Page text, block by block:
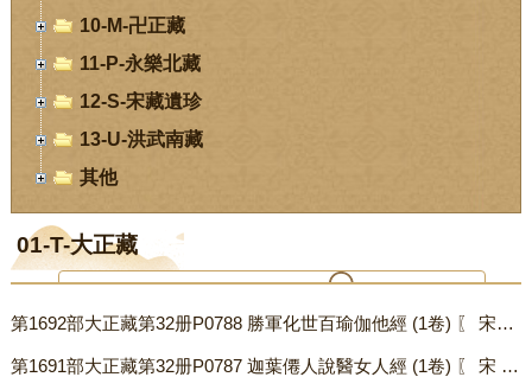
10-M-卍正藏
11-P-永樂北藏
12-S-宋藏遺珍
13-U-洪武南藏
其他
01-T-大正藏
您当前位置：首页-数字经阁-01-T-大正藏
第1692部大正藏第32册P0788 勝軍化世百瑜伽他經 (1卷) 〖 宋天息災譯〗.txt
第1691部大正藏第32册P0787 迦葉僊人說醫女人經 (1卷) 〖 宋 法賢譯〗.txt